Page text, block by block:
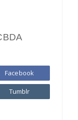
Facebook
Tumblr